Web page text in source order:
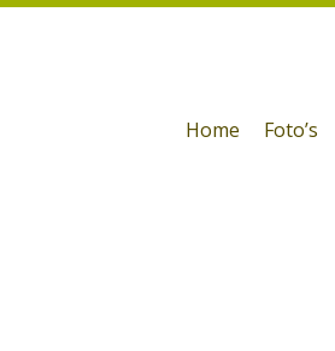
Home
Foto’s